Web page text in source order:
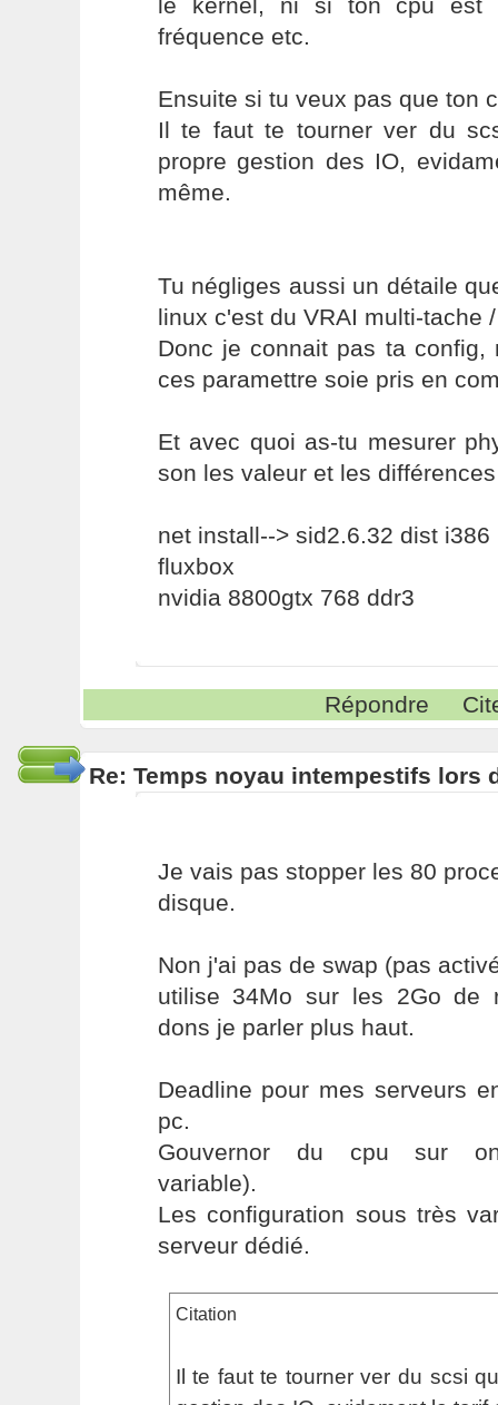
fréquence etc.
Ensuite si tu veux pas que ton
Il te faut te tourner ver du
propre gestion des IO,
même.
Tu négliges aussi un détaile
linux c'est du VRAI multi-tache
Donc je connait pas ta
ces paramettre soie pris en
Et avec quoi as-tu mesurer
son les valeur et les
net install--> sid2.6.32 dist i386
fluxbox
nvidia 8800gtx 768 ddr3
Répondre
Re: Temps noyau intempestifs lors
Je vais pas stopper les 80
disque.
Non j'ai pas de swap (pas
utilise 34Mo sur les 2Go de
dons je parler plus haut.
Deadline pour mes serveurs
pc.
Gouvernor du cpu sur
variable).
Les configuration sous très
serveur dédié.
Citation
Il te faut te tourner ver du scsi